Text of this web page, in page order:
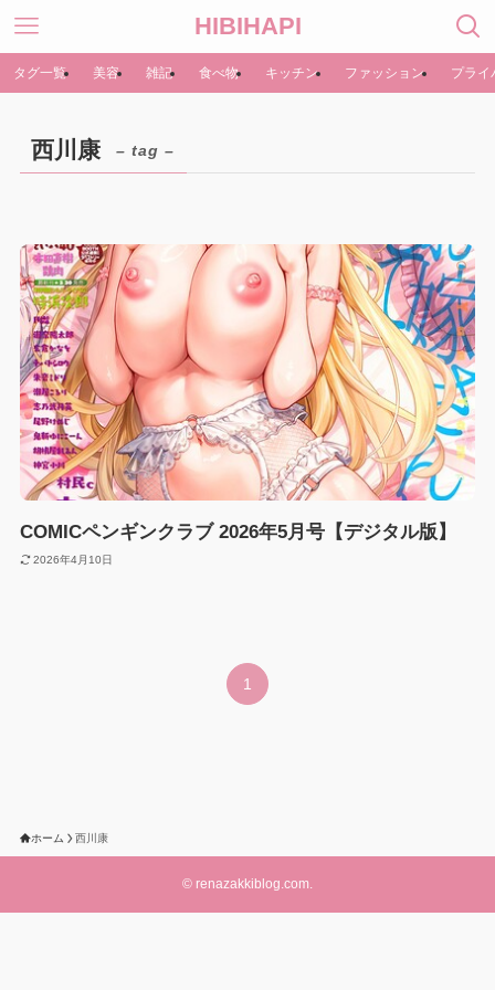
HIBIHAPI
タグ一覧 美容 雑記 食べ物 キッチン ファッション プライ
西川康 – tag –
COMICペンギンクラブ 2026年5月号【デジタル版】
2026年4月10日
1
ホーム 西川康
© renazakkiblog.com.